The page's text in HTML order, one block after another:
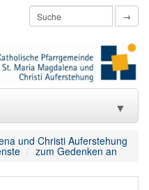
→
▼
und Christi Auferstehung
zum Gedenken an